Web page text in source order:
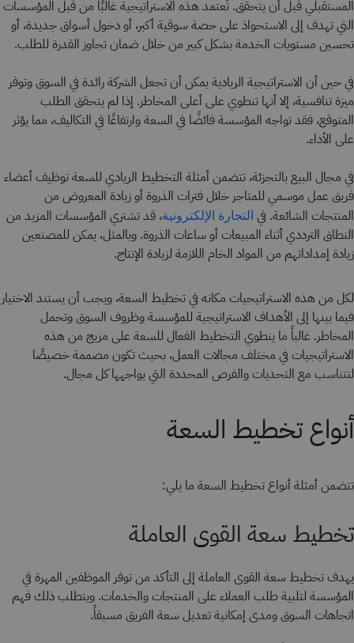
المستقبلي قبل أن يتحقق. تُعتمد هذه الاستراتيجية غالبًا من قبل المؤسسات
التي تهدف إلى الاستحواذ على حصة سوقية أكبر، أو دخول أسواق جديدة، أو
تحسين مستويات الخدمة بشكل كبير من خلال ضمان تجاوز القدرة للطلب.
في حين أن الاستراتيجية الريادية يمكن أن تجعل الشركة رائدة في السوق وتوفر
ميزة تنافسية، إلا أنها تنطوي على أعلى المخاطر. إذا لم يتحقق الطلب
المتوقع، فقد تواجه المؤسسة فائضًا في السعة وارتفاعًا في التكاليف، مما يؤثر
على الأداء.
في مجال البيع بالتجزئة، تتضمن أمثلة التخطيط الريادي للسعة توظيف أعضاء
فريق عمل موسمي للمتاجر خلال فترات الذروة أو زيادة المعروض من
المنتجات الشائعة. في التجارة الإلكترونية، قد تشتري المؤسسات المزيد من
النطاق الترددي أثناء المبيعات أو ساعات الذروة. وبالمثل، يمكن للمصنعين
زيادة إمداداتهم من المواد الخام اللازمة لزيادة الإنتاج.
لكل من هذه الاستراتيجيات مكانه في تخطيط السعة، ويجب أن يستند الاختيار
فيما بينها إلى الأهداف الاستراتيجية للمؤسسة وظروف السوق وتحمل
المخاطر. غالباً ما ينطوي التخطيط الفعال للسعة على مزيج من هذه
الاستراتيجيات في مختلف مجالات العمل، بحيث تكون مصممة خصيصًا
لتتناسب مع التحديات والفرص المحددة التي يواجهها كل مجال.
أنواع تخطيط السعة
تتضمن أمثلة أنواع تخطيط السعة ما يلي:
تخطيط سعة القوى العاملة
يهدف تخطيط سعة القوى العاملة إلى التأكد من توفر الموظفين المهرة في
المؤسسة لتلبية طلب العملاء على المنتجات والخدمات. ويتطلب ذلك فهم
اتجاهات السوق ومدى إمكانية تعديل سعة الفريق مسبقاً.